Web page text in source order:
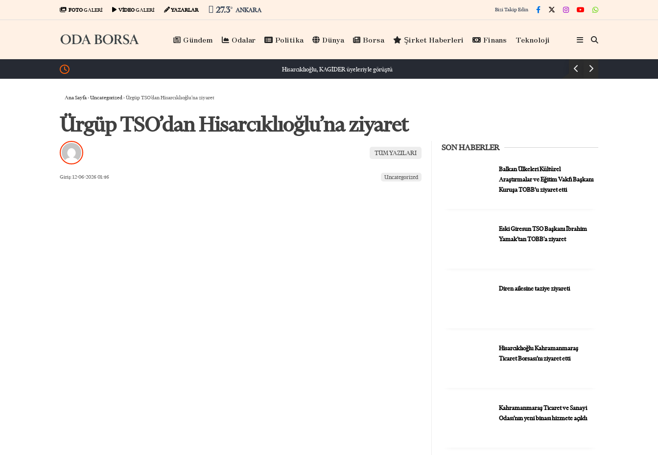
FOTOGALERİ VİDEOGALERİ YAZARLAR 27.3° ANKARA Bizi Takip Edin
Gündem Odalar Politika Dünya Borsa Şirket Haberleri Finans Teknoloji
Hisarcıklıoğlu, Kariye Kitap / Hediye
Ana Sayfa› Uncategorized› Ürgüp TSO’dan Hisarcıklıoğlu’na ziyaret
Ürgüp TSO’dan Hisarcıklıoğlu’na ziyaret
TÜM YAZILARI
Giriş: 12-06-2026 01:46 Uncategorized
SON HABERLER
Balkan Ülkeleri Kültürel
Araştırmalar ve Eğitim Vakfı Başkanı
Kuruşa TOBB’u ziyaret etti
Eski Giresun TSO Başkanı İbrahim
Yamak’tan TOBB’a ziyaret
Diren ailesine taziye ziyareti
Hisarcıklıoğlu Kahramanmaraş
Ticaret Borsası’nı ziyaret etti
Kahramanmaraş Ticaret ve Sanayi
Odası’nın yeni binası hizmete açıldı